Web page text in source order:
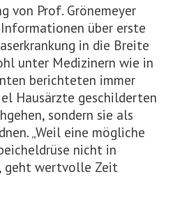
von Prof. Grönemeyer
über erste
in die Breite
unter Medizinern wie in
berichteten immer
Hausärzte geschilderten
sondern sie als
„Weil eine mögliche
nicht in
geht wertvolle Zeit